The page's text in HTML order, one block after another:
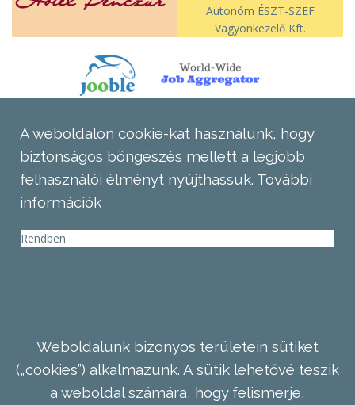
Autonóm ÉSZT-SZEF
Vagyonkezelő Kft.
A weboldalon cookie-kat használunk, hogy
biztonságos böngészés mellett a legjobb
felhasználói élményt nyújthassuk. További
információk
Rendben
Weboldalunk bizonyos területein sütiket
(„cookies”) alkalmazunk. A sütik lehetővé teszik
a weboldal számára, hogy felismerje,